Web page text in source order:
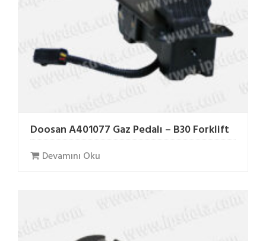
Doosan A401077 Gaz Pedalı – B30 Forklift
Devamını Oku